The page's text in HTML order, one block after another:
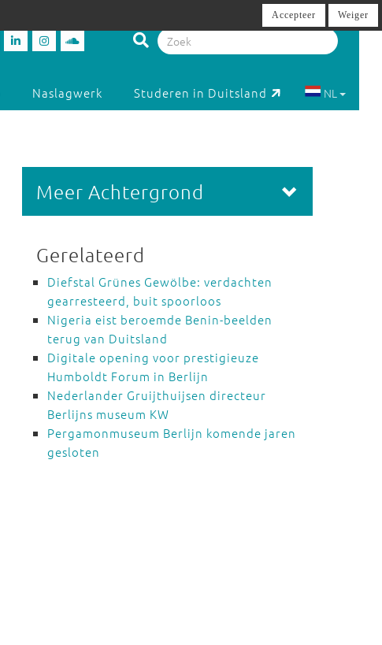
Naslagwerk Studeren in Duitsland NL
Meer Achtergrond
Gerelateerd
Diefstal Grünes Gewölbe: verdachten
gearresteerd, buit spoorloos
Nigeria eist beroemde Benin-beelden
terug van Duitsland
Digitale opening voor prestigieuze
Humboldt Forum in Berlijn
Nederlander Gruijthuijsen directeur
Berlijns museum KW
Pergamonmuseum Berlijn komende jaren
gesloten
Accepteer Weiger